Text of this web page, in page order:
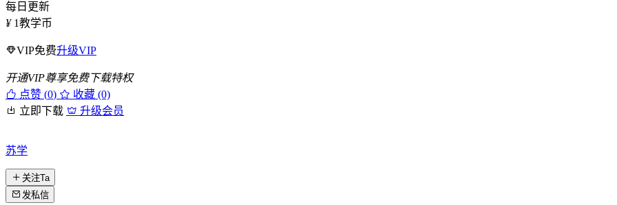
每日更新
¥ 1教学币
VIP免费升级VIP
开通VIP尊享免费下载特权
点赞 (0)
收藏 (0)
立即下载
升级会员
苏学
关注Ta
发私信